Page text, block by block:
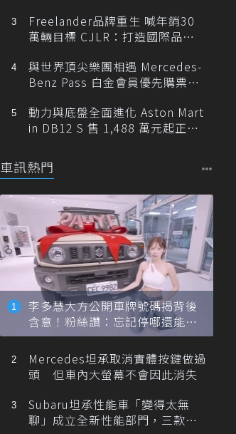
Freelander品牌重生 喊年銷30
萬輛目標 CJLR：打造國際品牌
與世界頂尖樂團相遇 Mercedes-
Benz Pass 白金會員優先購票維
動力與底盤全面進化 Aston Mart
in DB12 S 售 1,488 萬元起正式
車訊熱門
李多慧大方公開車牌號碼揭背後
含意！粉絲讚：忘記停哪還能幫
忙找車
Mercedes坦承取消實體按鍵做過
頭 但車內大螢幕不會因此消失
Subaru坦承性能車「變得太無
聊」成立全新性能部門，三款手